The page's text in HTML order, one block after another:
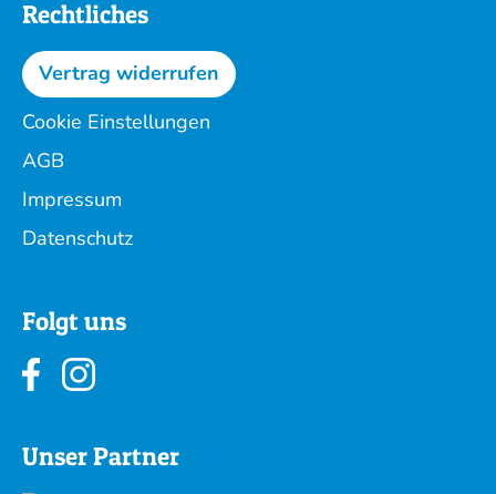
Rechtliches
Vertrag widerrufen
Cookie Einstellungen
AGB
Impressum
Datenschutz
Folgt uns
Unser Partner